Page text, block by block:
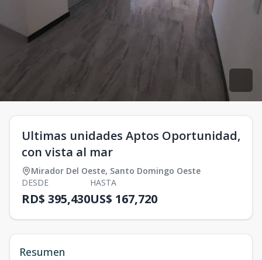
Ultimas unidades Aptos Oportunidad,
con vista al mar
Mirador Del Oeste, Santo Domingo Oeste
DESDE
RD$ 395,430
HASTA
US$ 167,720
Resumen